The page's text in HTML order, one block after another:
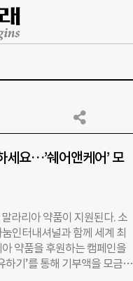
세요…’쉐어앤케어’ 모
라리아 약품이 지원된다. 소
인터내셔널과 함께 세계 최
약품을 후원하는 캠페인을
하기’를 통해 기부액을 모금하